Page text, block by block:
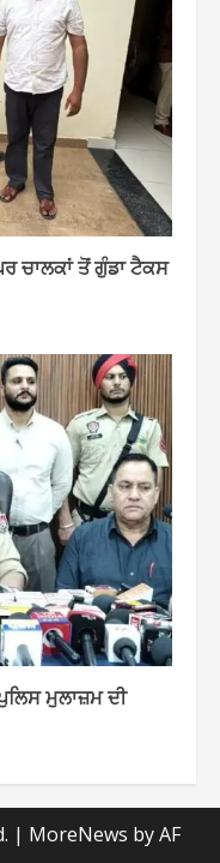
ਚਾਲਕਾਂ ਤੋਂ ਗੁੰਡਾ ਟੈਕਸ
ਮੁਲਾਜ਼ਮ ਦੀ
| MoreNews by AF